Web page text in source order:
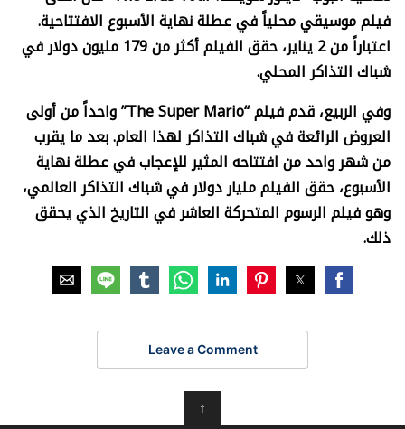
فيلم موسيقي محلياً في عطلة نهاية الأسبوع الافتتاحية.
اعتباراً من 2 يناير، حقق الفيلم أكثر من 179 مليون دولار في
شباك التذاكر المحلي.
وفي الربيع، قدم فيلم “The Super Mario” واحداً من أولى
العروض الرائعة في شباك التذاكر لهذا العام. بعد ما يقرب
من شهر واحد من افتتاحه المثير للإعجاب في عطلة نهاية
الأسبوع، حقق الفيلم مليار دولار في شباك التذاكر العالمي،
وهو فيلم الرسوم المتحركة العاشر في التاريخ الذي يحقق
ذلك.
Leave a Comment
↑